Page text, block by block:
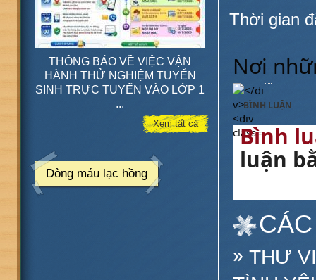
BÁO VỀ VIỆC VẬN
NGHIỆM TUYỂN
TUYẾN VÀO LỚP 1
Nếu được chọn nơi bắt đầu cho
hành trình học tập của con, bạn
sẽ chọn ...
Xem tất cả
Dòng máu lạc hồng
Thời gian
Nơi
BÌNH LUẬN
Bình
luận
» THƯ